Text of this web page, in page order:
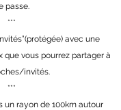
passe.
***
avec une
vous pourrez partager à
invités.
***
un rayon de 100km autour